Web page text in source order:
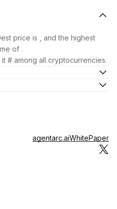
price is , and the highest
of .
# among all cryptocurrencies.
agentarc.aiWhitePaper